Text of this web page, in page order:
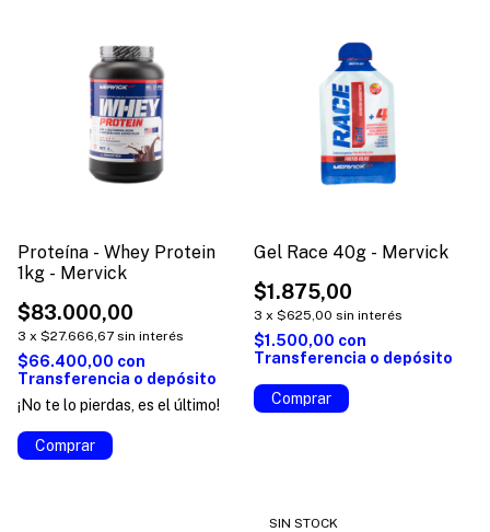
Proteína - Whey Protein
1kg - Mervick
$83.000,00
3 x $27.666,67 sin interés
$66.400,00 con
Transferencia o depósito
¡No te lo pierdas, es el último!
Comprar
Gel Race 40g - Mervick
$1.875,00
3 x $625,00 sin interés
$1.500,00 con
Transferencia o depósito
Comprar
SIN STOCK